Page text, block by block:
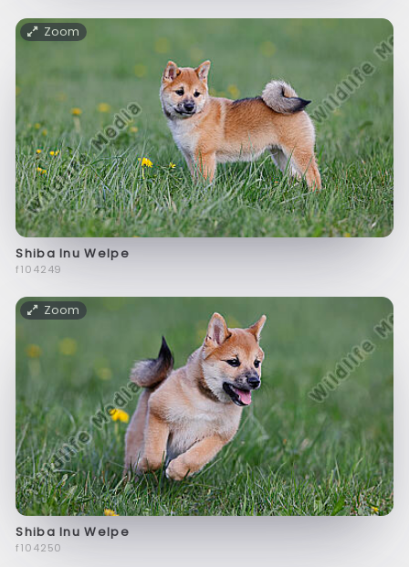
Zoom
Shiba Inu Welpe
f104249
Zoom
Shiba Inu Welpe
f104250